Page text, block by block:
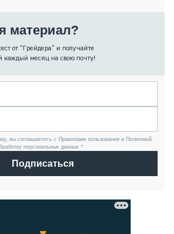
материал?
от “Грейдера” и получайте
каждый месяц на свою почту!
вы соглашаетесь с Правилами пользования и Политикой
персональных данных *
Подписаться